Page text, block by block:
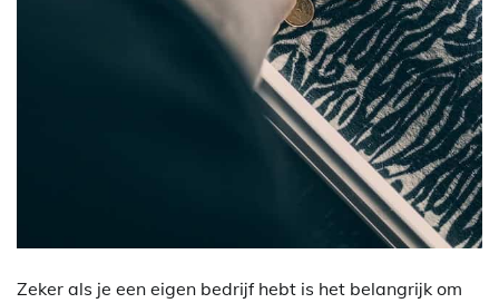
Zeker als je een eigen bedrijf hebt is het belangrijk om